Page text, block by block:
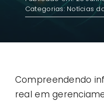
Casos de uso
Categorias: Notícias
Compreendendo
real em